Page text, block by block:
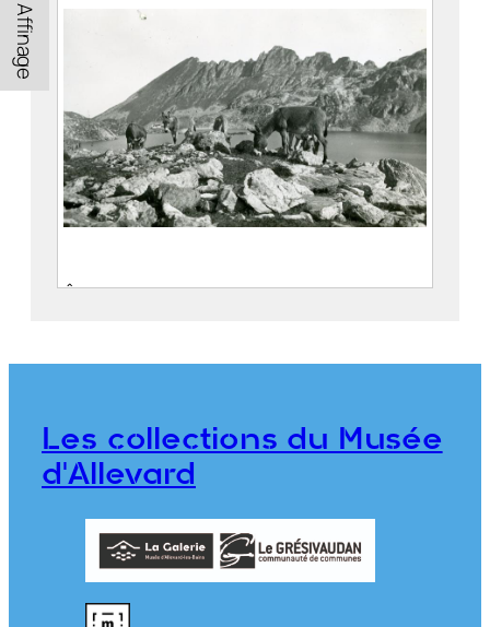
Affinage
Ânes broutant au bord du lac de la
FEUGIER, Albert Marius (Saint-
Maison Alpine
CE2020.1.548
Les collections du Musée
d'Allevard